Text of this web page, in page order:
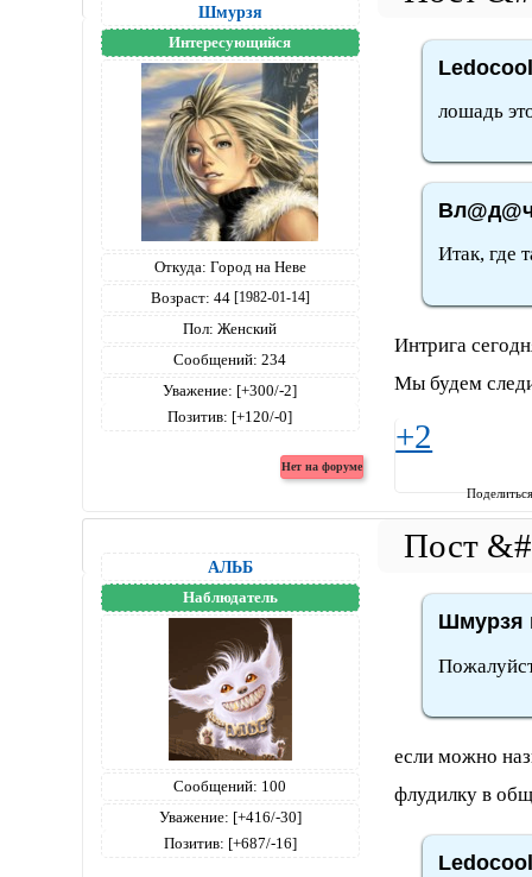
Шмурзя
Интересующийся
Откуда: Город на Неве
Возраст: 44 [1982-01-14]
Пол: Женский
Сообщений: 234
Уважение: [+300/-2]
Позитив: [+120/-0]
лошадь
Итак, где
Интрига
Мы будем
+2
АЛЬБ
Наблюдатель
Сообщений: 100
Уважение: [+416/-30]
Позитив: [+687/-16]
Шмурзя
если можно
флудилку в